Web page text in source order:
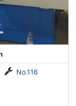
No.116